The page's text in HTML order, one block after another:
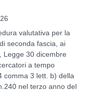
valutativa per la
seconda fascia, ai
Legge 30 dicembre
a tempo
comma 3 lett. b) della
nel terzo anno del